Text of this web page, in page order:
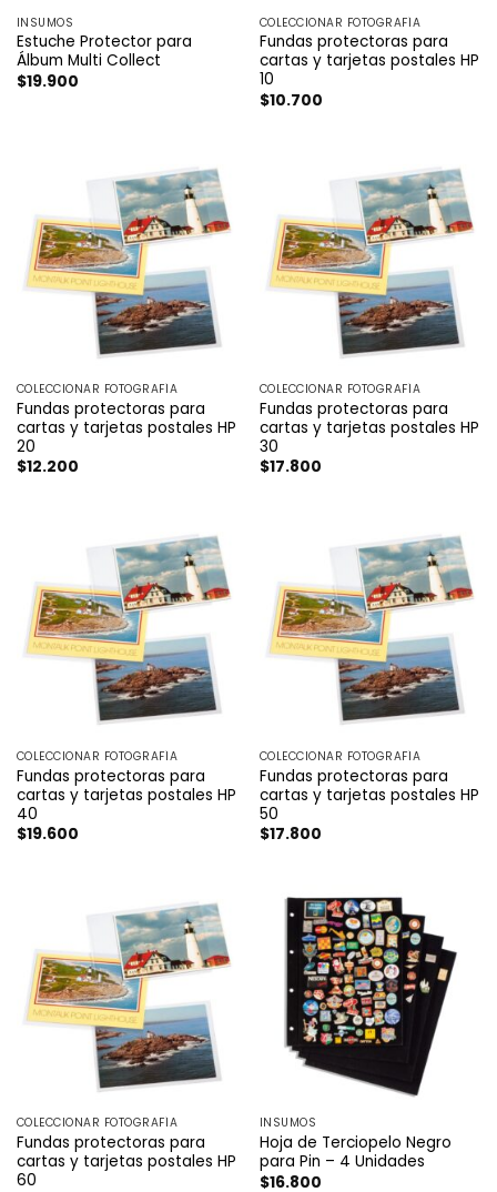
INSUMOS
Estuche Protector para
Álbum Multi Collect
$19.900
COLECCIONAR FOTOGRAFÍA
Fundas protectoras para
cartas y tarjetas postales HP
10
$10.700
COLECCIONAR FOTOGRAFÍA
Fundas protectoras para
cartas y tarjetas postales HP
20
$12.200
COLECCIONAR FOTOGRAFÍA
Fundas protectoras para
cartas y tarjetas postales HP
30
$17.800
COLECCIONAR FOTOGRAFÍA
Fundas protectoras para
cartas y tarjetas postales HP
40
$19.600
COLECCIONAR FOTOGRAFÍA
Fundas protectoras para
cartas y tarjetas postales HP
50
$17.800
COLECCIONAR FOTOGRAFÍA
Fundas protectoras para
cartas y tarjetas postales HP
60
INSUMOS
Hoja de Terciopelo Negro
para Pin – 4 Unidades
$16.800